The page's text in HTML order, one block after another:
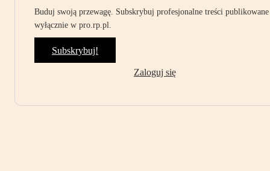
Buduj swoją przewagę. Subskrybuj profesjonalne treści publikowane
wyłącznie w pro.rp.pl.
Subskrybuj!
Zaloguj się